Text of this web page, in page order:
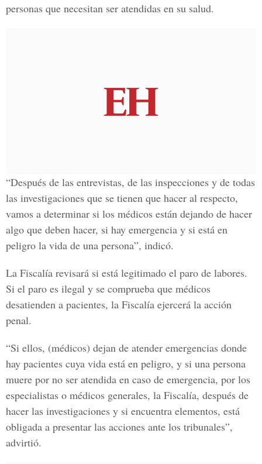
personas que necesitan ser atendidas en su salud.
“Después de las entrevistas, de las inspecciones y de todas
las investigaciones que se tienen que hacer al respecto,
vamos a determinar si los médicos están dejando de hacer
algo que deben hacer, si hay emergencia y si está en
peligro la vida de una persona”, indicó.
La Fiscalía revisará si está legitimado el paro de labores.
Si el paro es ilegal y se comprueba que médicos
desatienden a pacientes, la Fiscalía ejercerá la acción
penal.
“Si ellos, (médicos) dejan de atender emergencias donde
hay pacientes cuya vida está en peligro, y si una persona
muere por no ser atendida en caso de emergencia, por los
especialistas o médicos generales, la Fiscalía, después de
hacer las investigaciones y si encuentra elementos, está
obligada a presentar las acciones ante los tribunales”,
advirtió.